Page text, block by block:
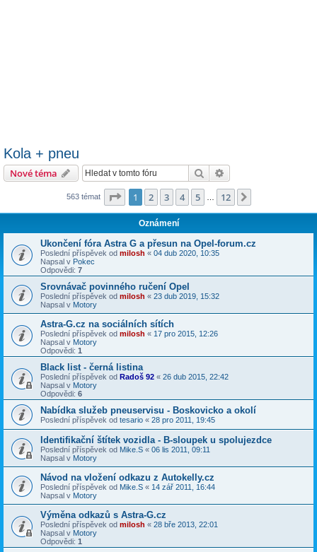
Kola + pneu
Nové téma Hledat
563 témat Stránka z 12
1 2 3 4 5 12
Oznámení
Ukončení fóra Astra G a přesun na Opel-forum.cz
Poslední příspěvek od milosh « 04 dub 2020, 10:35
Napsal v Pokec
Odpovědi: 7
Srovnávač povinného ručení Opel
Poslední příspěvek od milosh « 23 dub 2019, 15:32
Napsal v Motory
Astra-G.cz na sociálních sítích
Poslední příspěvek od milosh « 17 pro 2015, 12:26
Napsal v Motory
Odpovědi: 1
Black list - černá listina
Poslední příspěvek od Radoš 92 « 26 dub 2015, 22:42
Napsal v Motory
Odpovědi: 6
Nabídka služeb pneuservisu - Boskovicko a okolí
Poslední příspěvek od tesario « 28 pro 2011, 19:45
Identifikační štítek vozidla - B-sloupek u spolujezdce
Poslední příspěvek od Mike.S « 06 lis 2011, 09:11
Napsal v Motory
Návod na vložení odkazu z Autokelly.cz
Poslední příspěvek od Mike.S « 14 zář 2011, 16:44
Napsal v Motory
Výměna odkazů s Astra-G.cz
Poslední příspěvek od milosh « 28 bře 2013, 22:01
Napsal v Motory
Odpovědi: 1